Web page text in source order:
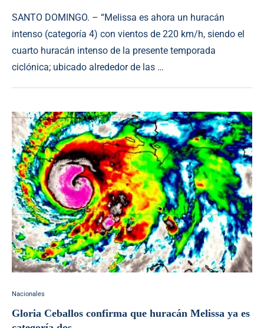
SANTO DOMINGO. – “Melissa es ahora un huracán
intenso (categoría 4) con vientos de 220 km/h, siendo el
cuarto huracán intenso de la presente temporada
ciclónica; ubicado alrededor de las …
Nacionales
Gloria Ceballos confirma que huracán Melissa ya es